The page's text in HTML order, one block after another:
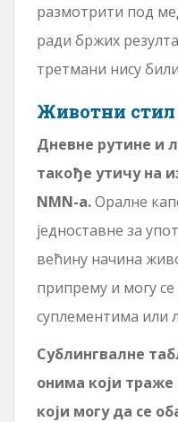
размотрити под
ради бржих
третмани нису
Животни
Дневне рутине и
такође утичу на
NMN-а.Оралне
једноставне за
већину начина
припрему и могу
суплементима или
Сублингвалне
онима који траже
који могу да се